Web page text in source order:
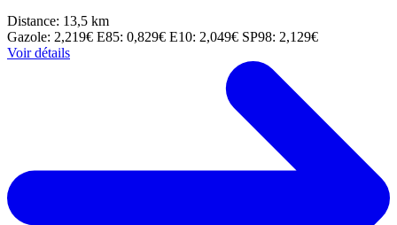
Distance: 13,5 km
Gazole: 2,219€ E85: 0,829€ E10: 2,049€ SP98: 2,129€
Voir détails